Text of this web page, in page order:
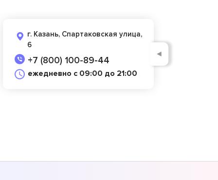
г. Казань, Спартаковская улица,
6
+7 (800) 100-89-44
ежедневно с 09:00 до 21:00
◄